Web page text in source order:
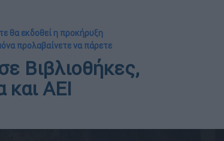
θα εκδοθεί η προκήρυξη
προλαβαίνετε να πάρετε
Βιβλιοθήκες,
ΑΕΙ